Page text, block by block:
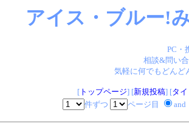
アイス・ブルー!
PC・
相談&問い
気軽に何でもどん
[トップページ] [新規投稿] [タ
件ずつ
ページ目 and